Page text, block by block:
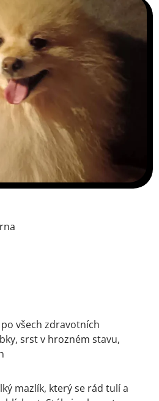
všech zdravotních
srst v hrozném stavu,
mazlík, který se rád tulí a